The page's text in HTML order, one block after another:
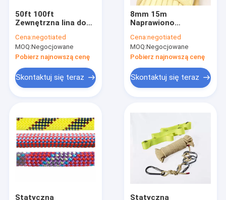
50ft 100ft
Zewnętrzna lina do
Cena:negotiated
MOQ:Negocjowane
Pobierz najnowszą cenę
Skontaktuj się teraz
8mm 15m
Naprawiono
ratunkową do
ratownictwa
Cena:negotiated
MOQ:Negocjowane
Pobierz najnowszą cenę
Skontaktuj się teraz
Statyczna
Statyczna